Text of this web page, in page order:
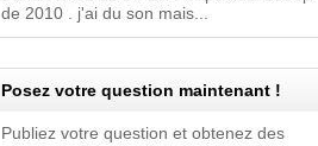
de 2010 . j'ai du son mais...
Posez votre question maintenant !
Publiez votre question et obtenez des